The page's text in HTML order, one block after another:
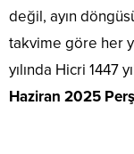
değil, ayın
takvime göre her
yılında Hicri 1447
Haziran 2025